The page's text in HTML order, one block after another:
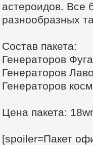
астероидов. Все
разнообразных
Состав пакета:
Генераторов
Генераторов
Генераторов
Цена пакета:
[spoiler=Пакет